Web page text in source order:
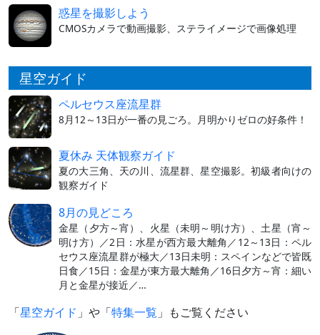
惑星を撮影しよう
CMOSカメラで動画撮影、ステライメージで画像処理
星空ガイド
ペルセウス座流星群
8月12～13日が一番の見ごろ。月明かりゼロの好条件！
夏休み 天体観察ガイド
夏の大三角、天の川、流星群、星空撮影。初級者向けの
観察ガイド
8月の見どころ
金星（夕方～宵）、火星（未明～明け方）、土星（宵～
明け方）／2日：水星が西方最大離角／12～13日：ペル
セウス座流星群が極大／13日未明：スペインなどで皆既
日食／15日：金星が東方最大離角／16日夕方～宵：細い
月と金星が接近／…
「星空ガイド 」や「特集一覧 」もご覧ください